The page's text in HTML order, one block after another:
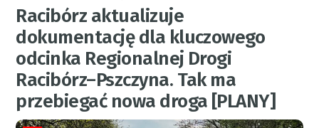
Racibórz aktualizuje
dokumentację dla kluczowego
odcinka Regionalnej Drogi
Racibórz–Pszczyna. Tak ma
przebiegać nowa droga [PLANY]